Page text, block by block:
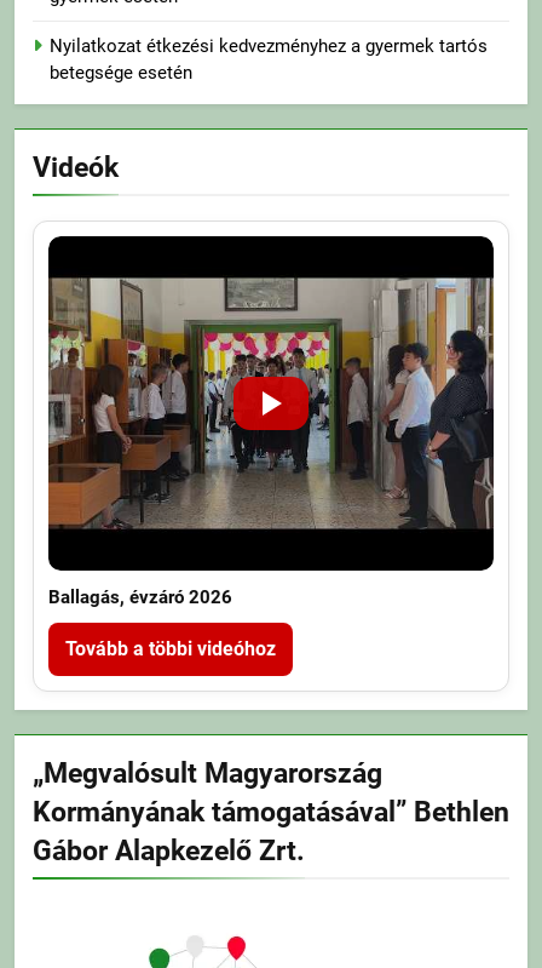
Nyilatkozat étkezési kedvezményhez a gyermek tartós
betegsége esetén
Videók
Ballagás, évzáró 2026
Tovább a többi videóhoz
„Megvalósult Magyarország
Kormányának támogatásával” Bethlen
Gábor Alapkezelő Zrt.